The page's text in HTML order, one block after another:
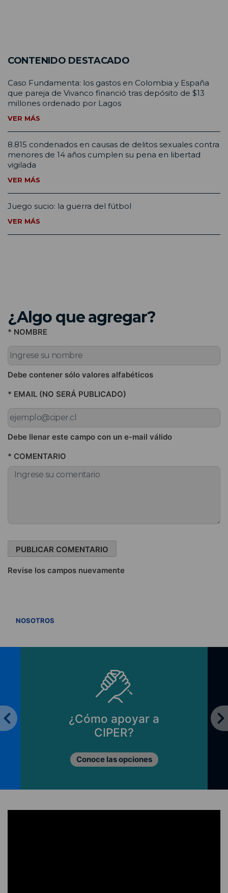
CONTENIDO DESTACADO
Caso Fundamenta: los gastos en Colombia y España
que pareja de Vivanco financió tras depósito de $13
millones ordenado por Lagos
VER MÁS
8.815 condenados en causas de delitos sexuales contra
menores de 14 años cumplen su pena en libertad
vigilada
VER MÁS
Juego sucio: la guerra del fútbol
VER MÁS
¿Algo que agregar?
* NOMBRE
Debe contener sólo valores alfabéticos
* EMAIL (NO SERÁ PUBLICADO)
Debe llenar este campo con un e-mail válido
* COMENTARIO
Revise los campos nuevamente
NOSOTROS
¿Cómo apoyar a
CIPER?
Conoce las opciones